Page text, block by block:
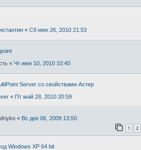
« Сб июн 26, 2010 21:53
« Чт июн 10, 2010 10:40
Server со свойствами Астер
« Пт май 28, 2010 20:59
« Вс дек 06, 2009 13:50
1 2
Windows XP 64 bit